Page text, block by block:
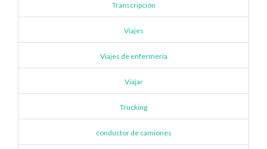
Transcripción
Viajes
Viajes de enfermería
Viajar
Trucking
conductor de camiones